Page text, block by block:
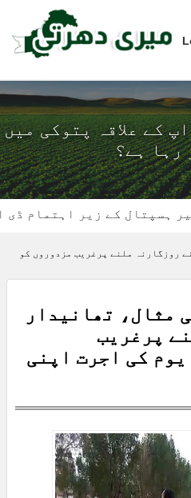
کے علاقہ پتوکی میں
رہا ہے؟
کے زیر اہتمام ڈی ایس
روزگارنہ ملنے پرغریب مزدوروں کو
مثال، تھانیدار
پرغریب
کی اجرت اپنی